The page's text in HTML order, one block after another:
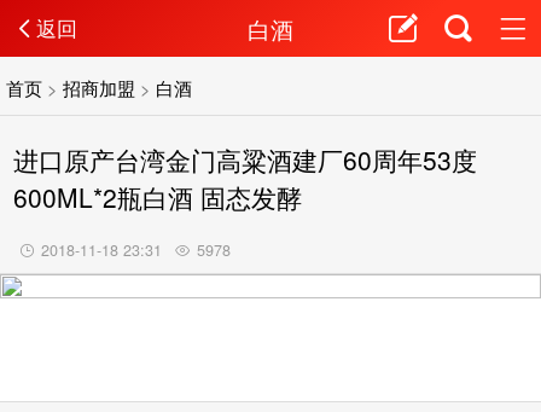
返回 白酒
首页 >招商加盟 > 白酒
进口原产台湾金门高粱酒建厂60周年53度
600ML*2瓶白酒 固态发酵
2018-11-18 23:31 5978